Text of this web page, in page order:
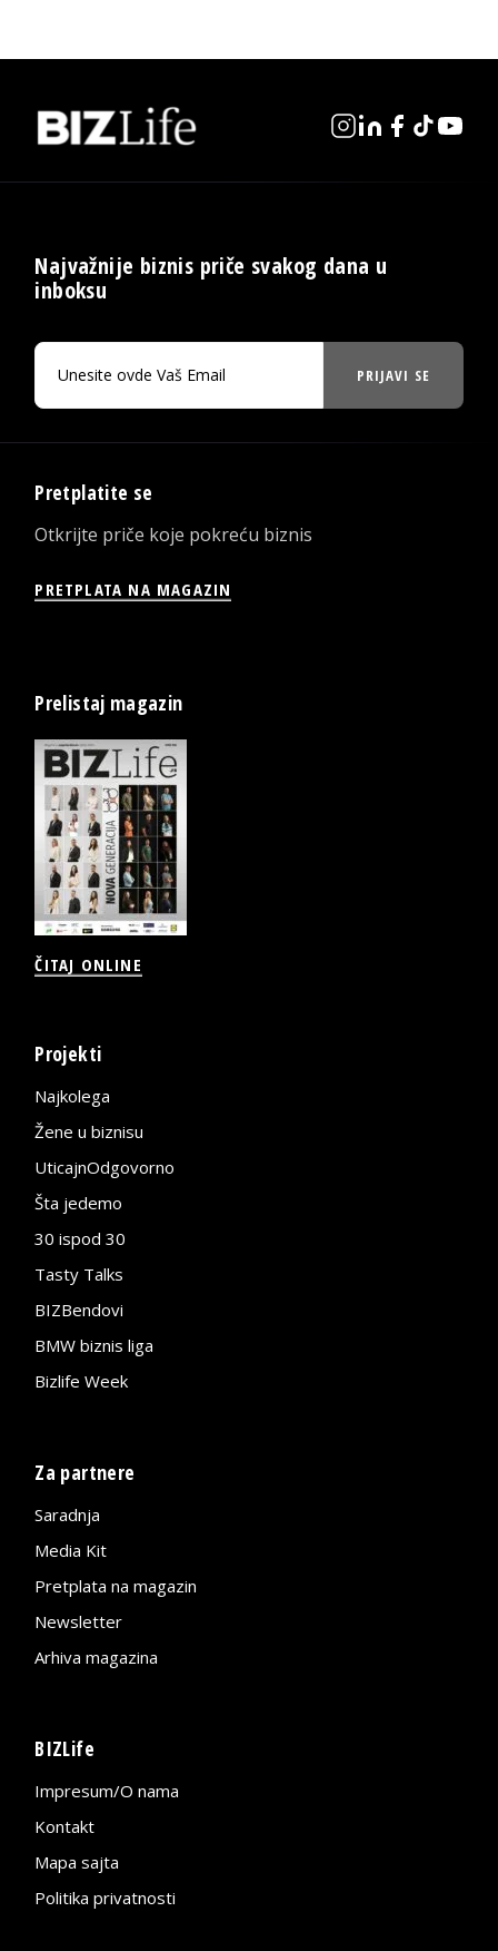
Najvažnije biznis priče svakog dana u
inboksu
PRIJAVI SE
Pretplatite se
Otkrijte priče koje pokreću biznis
PRETPLATA NA MAGAZIN
Prelistaj magazin
ČITAJ ONLINE
Projekti
Najkolega
Žene u biznisu
UticajnOdgovorno
Šta jedemo
30 ispod 30
Tasty Talks
BIZBendovi
BMW biznis liga
Bizlife Week
Za partnere
Saradnja
Media Kit
Pretplata na magazin
Newsletter
Arhiva magazina
BIZLife
Impresum/O nama
Kontakt
Mapa sajta
Politika privatnosti